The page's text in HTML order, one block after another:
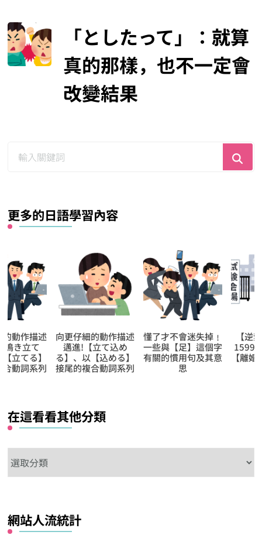
「としたって」：就算
真的那樣，也不一定會
改變結果
更多的日語學習內容
向更仔細的動作描述
邁進!【立て込め
る】、以【込める】
接尾的複合動詞系列
懂了才不會迷失掉﹗
一些與【足】這個字
有關的慣用句及其意
思
【逆索引學日文第
1599回】廣東話裡
【離婚】的日文怎樣
在這看看其他分類
這
其
網站人流統計